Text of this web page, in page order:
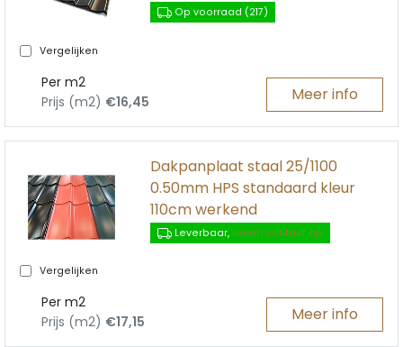
Vergelijken
Op voorraad (217)
Per m2
Prijs (m2) €16,45 Meer info
Vergelijken
Dakpanplaat staal 25/1100
0.50mm HPS standaard kleur
110cm werkend
Leverbaar, neem contact op
Per m2
Prijs (m2) €17,15 Meer info